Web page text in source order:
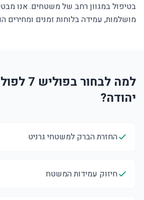
בטיפול במגוון רחב של משטחים. אנו
מושלמות, עמידה בלוחות זמנים ומחירים
למה
יהודה?
החזרת הברק למשטחי גרניט
חיזוק עמידות המשטח